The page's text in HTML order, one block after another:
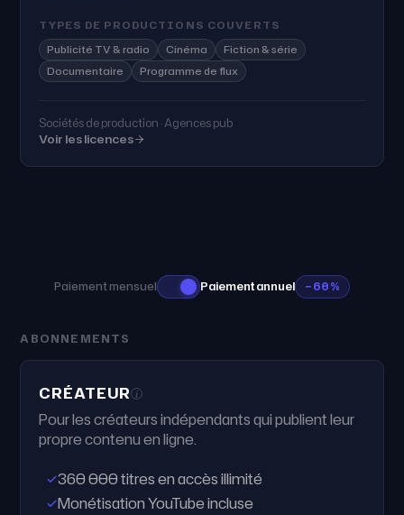
TYPES DE PRODUCTIONS COUVERTS
Publicité TV & radio
Cinéma
Fiction & série
Documentaire
Programme de flux
Sociétés de production · Agences pub
Voir les licences
Paiement mensuel Paiement annuel −60%
ABONNEMENTS
CRÉATEUR i
Pour les créateurs indépendants qui publient leur
propre contenu en ligne.
360 000 titres en accès illimité
Monétisation YouTube incluse